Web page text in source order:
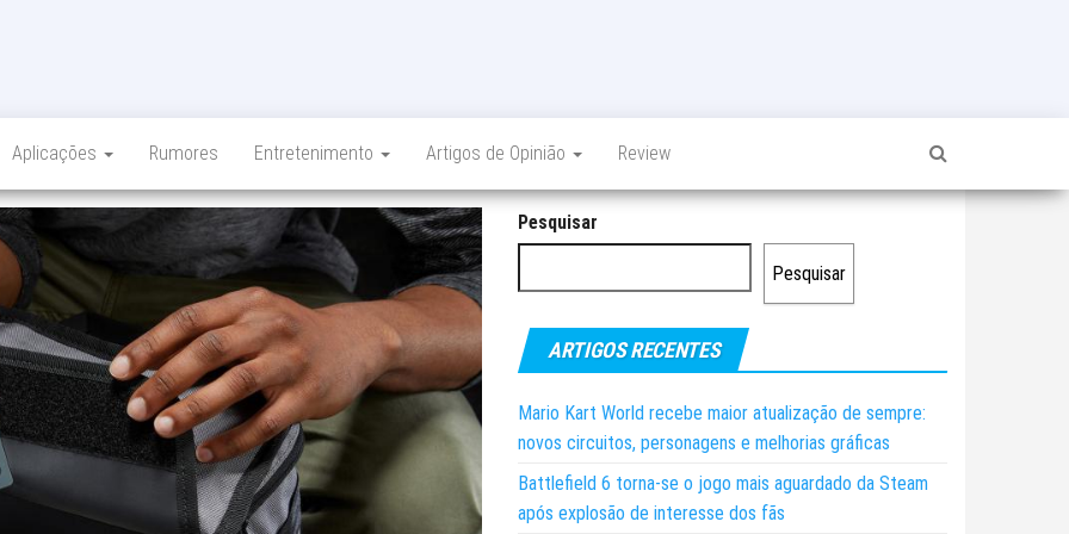
Aplicações Rumores Entretenimento Artigos de Opinião Review
Pesquisar
Pesquisar
ARTIGOS RECENTES
Mario Kart World recebe maior atualização de sempre:
novos circuitos, personagens e melhorias gráficas
Battlefield 6 torna-se o jogo mais aguardado da Steam
após explosão de interesse dos fãs